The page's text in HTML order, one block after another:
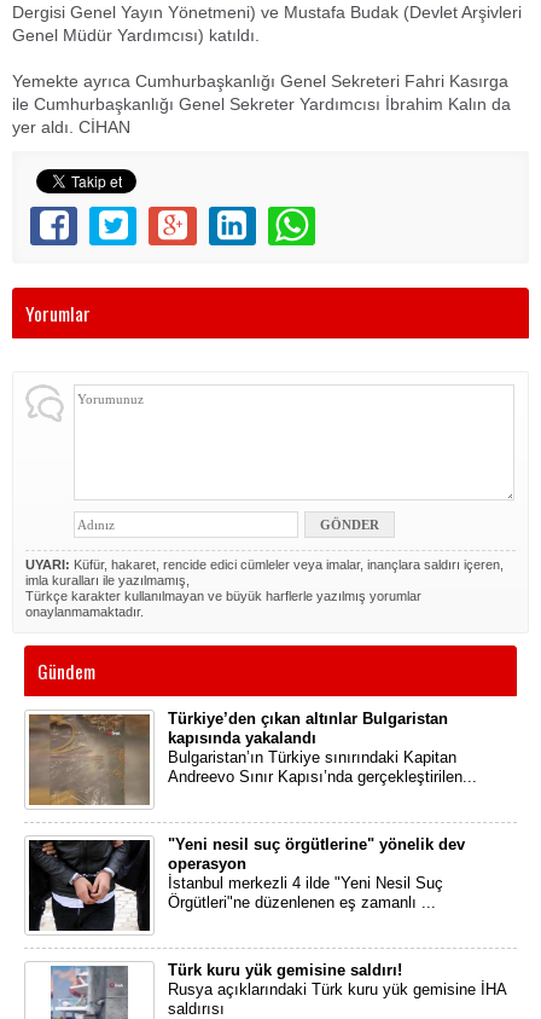
Dergisi Genel Yayın Yönetmeni) ve Mustafa Budak (Devlet Arşivleri
Genel Müdür Yardımcısı) katıldı.
Yemekte ayrıca Cumhurbaşkanlığı Genel Sekreteri Fahri Kasırga
ile Cumhurbaşkanlığı Genel Sekreter Yardımcısı İbrahim Kalın da
yer aldı. CİHAN
Yorumlar
UYARI: Küfür, hakaret, rencide edici cümleler veya imalar, inançlara saldırı içeren,
imla kuralları ile yazılmamış,
Türkçe karakter kullanılmayan ve büyük harflerle yazılmış yorumlar
onaylanmamaktadır.
Gündem
Türkiye’den çıkan altınlar Bulgaristan
kapısında yakalandı
Bulgaristan’ın Türkiye sınırındaki Kapitan
Andreevo Sınır Kapısı’nda gerçekleştirilen...
"Yeni nesil suç örgütlerine" yönelik dev
operasyon
İstanbul merkezli 4 ilde "Yeni Nesil Suç
Örgütleri"ne düzenlenen eş zamanlı ...
Türk kuru yük gemisine saldırı!
Rusya açıklarındaki Türk kuru yük gemisine İHA
saldırısı